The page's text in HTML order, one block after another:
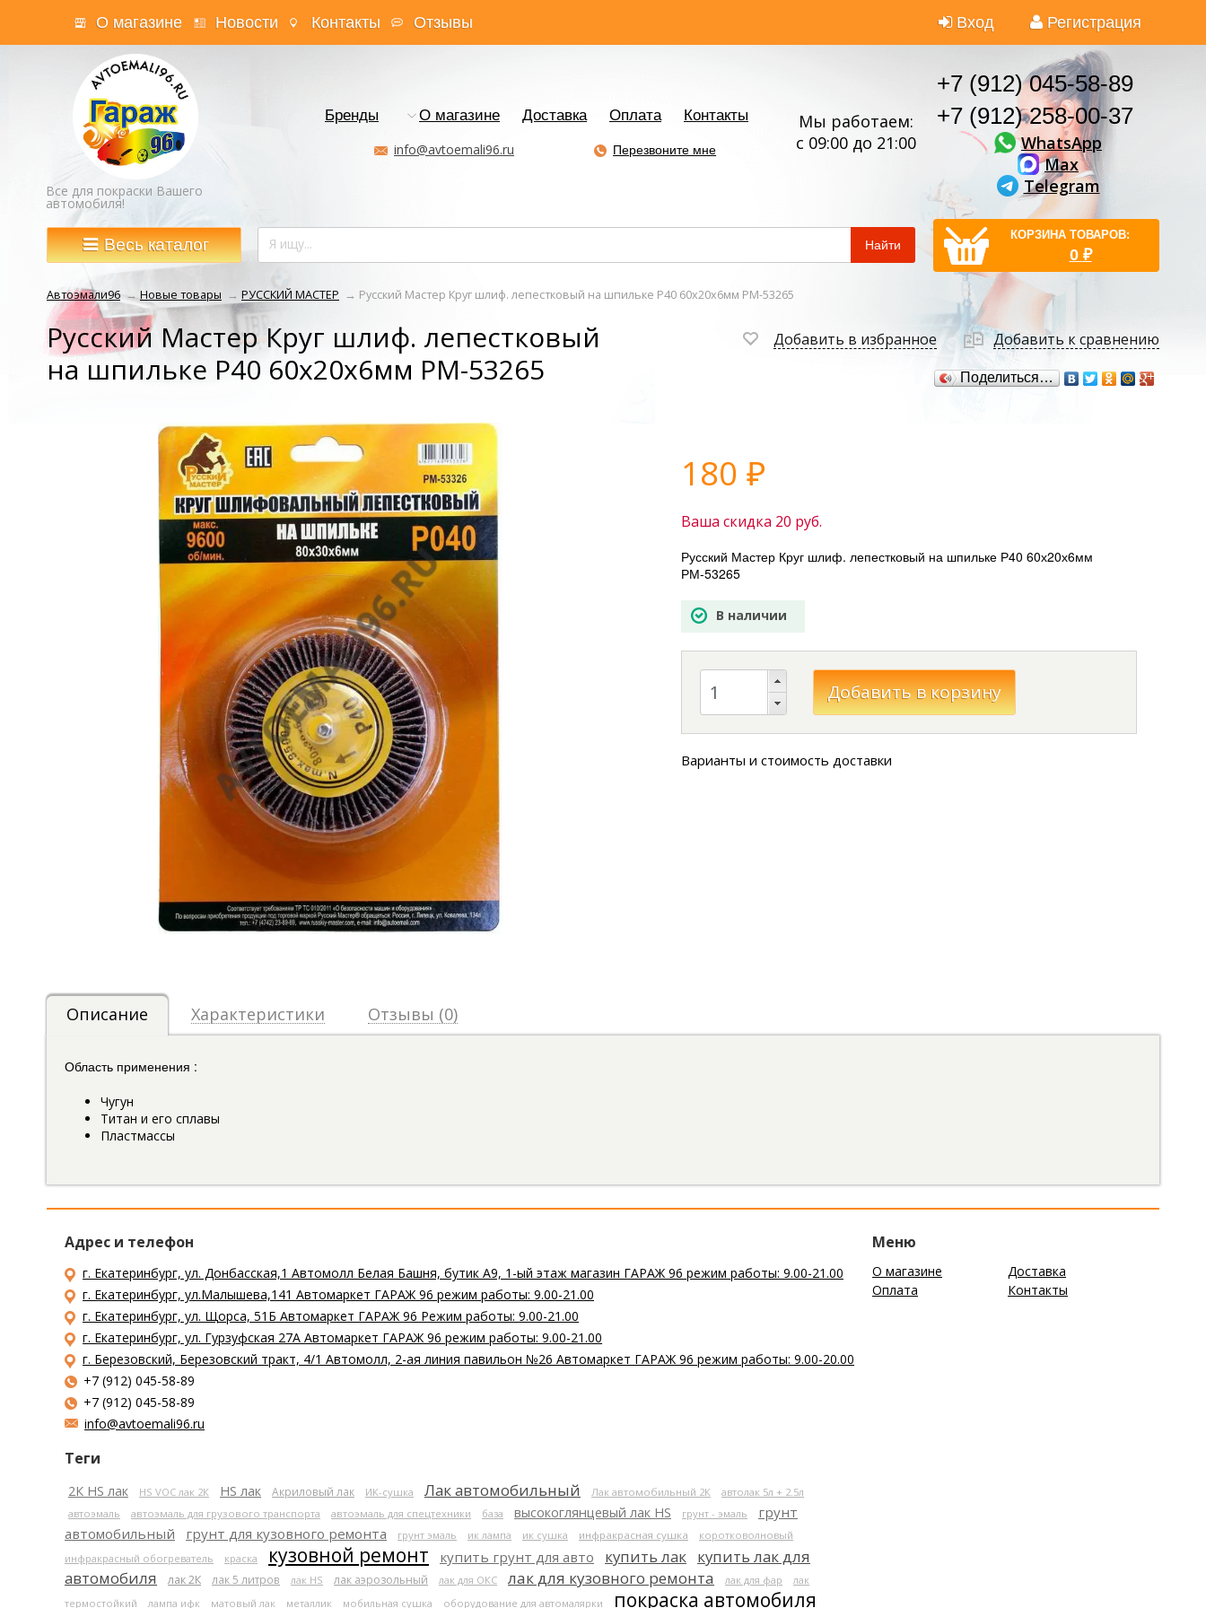
Вход Регистрация
О магазине Новости Контакты Отзывы
Все для покраски Вашего
автомобиля!
Бренды О магазине Доставка Оплата
Контакты
info@avtoemali96.ru
Перезвоните мне
Мы работаем:
с 09:00 до 21:00
+7 (912) 045-58-89
+7 (912) 258-00-37
WhatsApp
Max
Telegram
Весь каталог Найти
КОРЗИНА ТОВАРОВ:
0 ₽
Автоэмали96 →Новые товары → РУССКИЙ МАСТЕР → Русский Мастер Круг шлиф. лепестковый на шпильке Р40 60х20х6мм РМ-53265
Русский Мастер Круг шлиф. лепестковый
на шпильке Р40 60х20х6мм РМ-53265
Добавить в избранное Добавить к сравнению
Поделиться…
180 ₽
Ваша скидка 20 руб.
Русский Мастер Круг шлиф. лепестковый на шпильке Р40 60х20х6мм
РМ-53265
В наличии
Варианты и стоимость доставки
Описание Характеристики Отзывы (0)
Область применения :
Чугун
Титан и его сплавы
Пластмассы
Адрес и телефон
г. Екатеринбург, ул. Донбасская,1 Автомолл Белая Башня, бутик А9, 1-ый этаж магазин ГАРАЖ 96 режим работы: 9.00-21.00
г. Екатеринбург, ул.Малышева,141 Автомаркет ГАРАЖ 96 режим работы: 9.00-21.00
г. Екатеринбург, ул. Щорса, 51Б Автомаркет ГАРАЖ 96 Режим работы: 9.00-21.00
г. Екатеринбург, ул. Гурзуфская 27А Автомаркет ГАРАЖ 96 режим работы: 9.00-21.00
г. Березовский, Березовский тракт, 4/1 Автомолл, 2-ая линия павильон №26 Автомаркет ГАРАЖ 96 режим работы: 9.00-20.00
+7 (912) 045-58-89
+7 (912) 045-58-89
info@avtoemali96.ru
Теги
2К HS лак HS VOC лак 2К HS лак Акриловый лак ИК-сушка Лак автомобильный Лак автомобильный 2К
автолак 5л + 2.5л
автоэмаль
автоэмаль для грузового транспорта автоэмаль для спецтехники база высокоглянцевый лак HS грунт - эмаль
грунт
автомобильный
грунт для кузовного ремонта грунт эмаль ик лампа ик сушка инфракрасная сушка
коротковолновый
инфракрасный обогреватель
краска кузовной ремонт купить грунт для авто купить лак купить лак для
автомобиля
лак 2К лак 5 литров лак HS лак аэрозольный лак для ОКС лак для кузовного ремонта лак для фар
лак
термостойкий
лампа ифк матовый лак металлик мобильная сушка оборудование для автомалярки покраска автомобиля
Меню
О магазине
Доставка
Оплата
Контакты